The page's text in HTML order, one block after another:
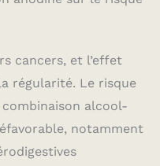
cancers, et l’effet
régularité. Le risque
alcool-
notamment